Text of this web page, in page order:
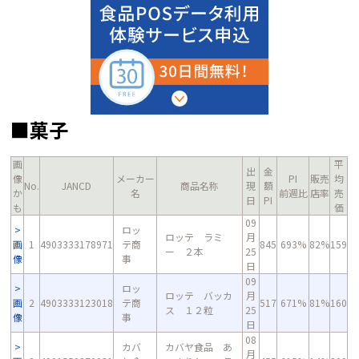
■菓子
画
像
か
も
No. JANCD
メーカー
名
商品名称
出
現
日
金
額
PI
PI
前週比
販売
店率
平
均
売
価
画
像
1 4903333178971
ロッ
テ商
事
ロッテ ラミ
ー ２本
09
月
25
日
845 693% 82%159
画
像
2 4903333123018
ロッ
テ商
事
ロッテ バッカ
ス １２粒
09
月
25
日
517 671% 81%160
カバ
カバヤ食品 あ
08
月